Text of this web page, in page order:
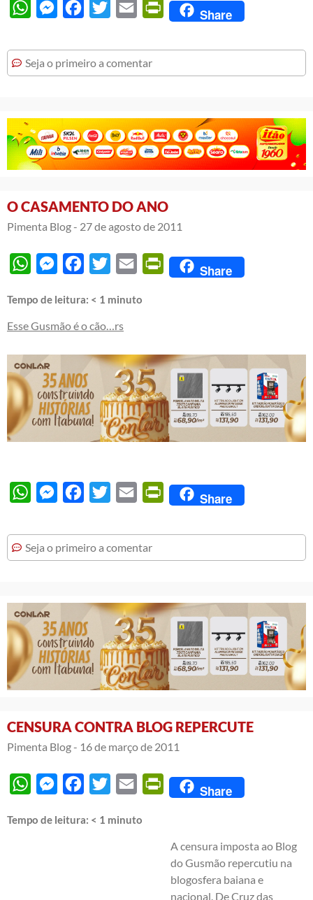
WhatsAppMessengerFacebook
Twitter Email PrintFriendly
Share
Seja o primeiro a comentar
O CASAMENTO DO ANO
Pimenta Blog - 27 de agosto de 2011
WhatsAppMessengerFacebook
Twitter Email PrintFriendly
Share
Tempo de leitura: < 1 minuto
Esse Gusmão é o cão…rs
WhatsAppMessengerFacebook
Twitter Email PrintFriendly
Share
Seja o primeiro a comentar
CENSURA CONTRA BLOG REPERCUTE
Pimenta Blog - 16 de março de 2011
WhatsAppMessengerFacebook
Twitter Email PrintFriendly
Share
Tempo de leitura: < 1 minuto
A censura imposta ao Blog
do Gusmão repercutiu na
blogosfera baiana e
nacional. De Cruz das